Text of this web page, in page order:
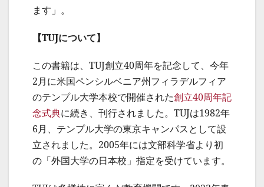
ます」。
【TUJについて】
この書籍は、TUJ創立40周年を記念して、今年
2月に米国ペンシルベニア州フィラデルフィア
のテンプル大学本校で開催された創立40周年記
念式典に続き、刊行されました。TUJは1982年
6月、テンプル大学の東京キャンパスとして設
立されました。2005年には文部科学省より初
の「外国大学の日本校」指定を受けています。